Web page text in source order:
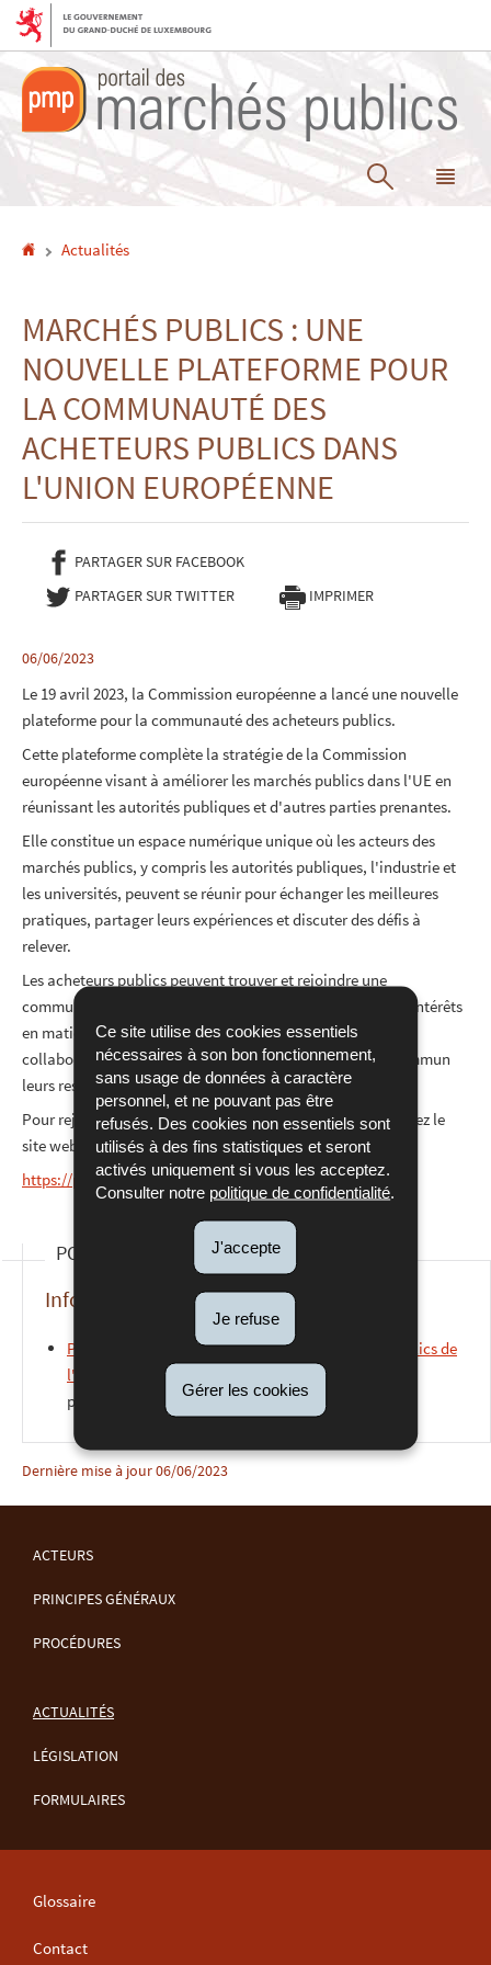
Ce site utilise des cookies essentiels
nécessaires à son bon fonctionnement,
sans usage de données à caractère
personnel, et ne pouvant pas être
refusés. Des cookies non essentiels sont
utilisés à des fins statistiques et seront
activés uniquement si vous les acceptez.
Consulter notre politique de confidentialité.
J'accepte
Je refuse
Gérer les cookies
Aller
navigation
Aller
contenu
Accueil
Actualités
MARCHÉS PUBLICS : UNE
NOUVELLE PLATEFORME POUR
LA COMMUNAUTÉ DES
ACHETEURS PUBLICS DANS
L'UNION EUROPÉENNE
PARTAGER SUR FACEBOOK- NOUVELLE FENÊTRE
PARTAGER SUR TWITTER- NOUVELLE FENÊTRE
IMPRIMER
06/06/2023
Le 19 avril 2023, la Commission européenne a lancé une nouvelle
plateforme pour la communauté des acheteurs publics.
Cette plateforme complète la stratégie de la Commission
européenne visant à améliorer les marchés publics dans l'UE en
réunissant les autorités publiques et d'autres parties prenantes.
Elle constitue un espace numérique unique où les acteurs des
marchés publics, y compris les autorités publiques, l'industrie et
les universités, peuvent se réunir pour échanger les meilleures
pratiques, partager leurs expériences et discuter des défis à
relever.
Les acheteurs publics peuvent trouver et rejoindre une
communauté de pratique qui correspond le mieux à leurs intérêts
en matière de marchés publics et travailler en étroite
collaboration avec les autres membres pour mettre en commun
leurs ressources, leurs outils et leur expertise.
Pour rejoindre la communauté des acheteurs publics, visitez le
site web de la plateforme :
https://public-buyers-community.ec.europa.eu
POUR EN SAVOIR PLUS
Informations complémentaires
Plateforme pour la communauté des acheteurs publics de
l'U.E.
Pour rejoindre la communauté des acheteurs
publics, visitez le site web de la plateforme
Dernière mise à jour06/06/2023
MENU
DE
ACTEURS
PRINCIPES GÉNÉRAUX
PROCÉDURES
ACTUALITÉS
LÉGISLATION
FORMULAIRES
Glossaire
Contact